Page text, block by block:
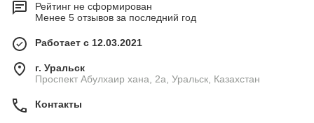
Рейтинг не сформирован
Менее 5 отзывов за последний год
Работает с 12.03.2021
г. Уральск
Проспект Абулхаир хана, 2а, Уральск, Казахстан
Контакты